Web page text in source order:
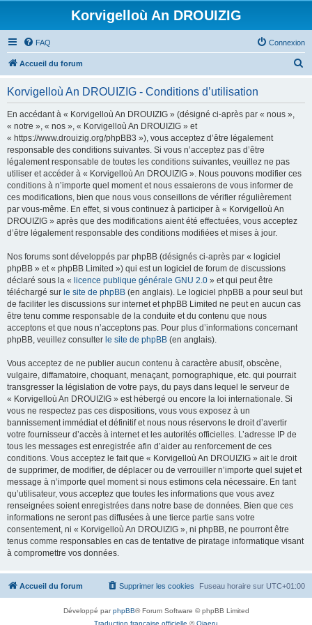
Korvigelloù An DROUIZIG
FAQ Connexion
Accueil du forum
Korvigelloù An DROUIZIG - Conditions d’utilisation
En accédant à « Korvigelloù An DROUIZIG » (désigné ci-après par « nous »,
« notre », « nos », « Korvigelloù An DROUIZIG » et
« https://www.drouizig.org/phpBB3 »), vous acceptez d’être légalement
responsable des conditions suivantes. Si vous n’acceptez pas d’être
légalement responsable de toutes les conditions suivantes, veuillez ne pas
utiliser et accéder à « Korvigelloù An DROUIZIG ». Nous pouvons modifier ces
conditions à n’importe quel moment et nous essaierons de vous informer de
ces modifications, bien que nous vous conseillons de vérifier régulièrement
par vous-même. En effet, si vous continuez à participer à « Korvigelloù An
DROUIZIG » après que des modifications aient été effectuées, vous acceptez
d’être légalement responsable des conditions modifiées et mises à jour.
Nos forums sont développés par phpBB (désignés ci-après par « logiciel
phpBB » et « phpBB Limited ») qui est un logiciel de forum de discussions
déclaré sous la « licence publique générale GNU 2.0 » et qui peut être
téléchargé sur le site de phpBB (en anglais). Le logiciel phpBB a pour seul but
de faciliter les discussions sur internet et phpBB Limited ne peut en aucun cas
être tenu comme responsable de la conduite et du contenu que nous
acceptons et que nous n’acceptons pas. Pour plus d’informations concernant
phpBB, veuillez consulter le site de phpBB (en anglais).
Vous acceptez de ne publier aucun contenu à caractère abusif, obscène,
vulgaire, diffamatoire, choquant, menaçant, pornographique, etc. qui pourrait
transgresser la législation de votre pays, du pays dans lequel le serveur de
« Korvigelloù An DROUIZIG » est hébergé ou encore la loi internationale. Si
vous ne respectez pas ces dispositions, vous vous exposez à un
bannissement immédiat et définitif et nous nous réservons le droit d’avertir
votre fournisseur d’accès à internet et les autorités officielles. L’adresse IP de
tous les messages est enregistrée afin d’aider au renforcement de ces
conditions. Vous acceptez le fait que « Korvigelloù An DROUIZIG » ait le droit
de supprimer, de modifier, de déplacer ou de verrouiller n’importe quel sujet et
message à n’importe quel moment si nous estimons cela nécessaire. En tant
qu’utilisateur, vous acceptez que toutes les informations que vous avez
renseignées soient enregistrées dans notre base de données. Bien que ces
informations ne seront pas diffusées à une tierce partie sans votre
consentement, ni « Korvigelloù An DROUIZIG », ni phpBB, ne pourront être
tenus comme responsables en cas de tentative de piratage informatique visant
à compromettre vos données.
Accueil du forum Fuseau horaire sur UTC+01:00
Supprimer les cookies
Développé parphpBB® Forum Software © phpBB Limited
Traduction française officielle ©Qiaeru